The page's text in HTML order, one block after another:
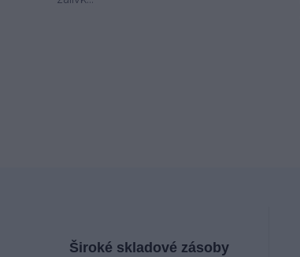
Široké skladové zásoby